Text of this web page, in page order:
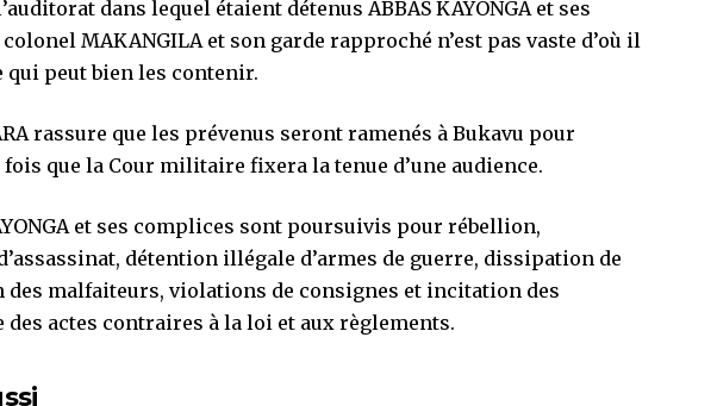
dans lequel étaient détenus ABBAS KAYONGA et ses
MAKANGILA et son garde rapproché n’est pas vaste d’où il
peut bien les contenir.
rassure que les prévenus seront ramenés à Bukavu pour
que la Cour militaire fixera la tenue d’une audience.
et ses complices sont poursuivis pour rébellion,
détention illégale d’armes de guerre, dissipation de
malfaiteurs, violations de consignes et incitation des
actes contraires à la loi et aux règlements.